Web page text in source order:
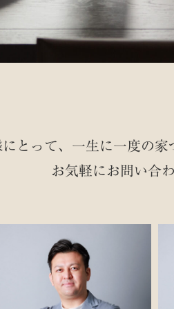
とって、一生に一度の家
お気軽にお問い合